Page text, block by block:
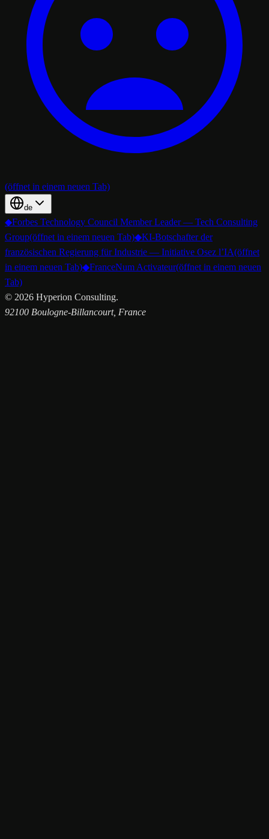
(öffnet in einem neuen Tab)
de
◆Forbes Technology Council Member Leader — Tech Consulting
Group(öffnet in einem neuen Tab)◆KI-Botschafter der
französischen Regierung für Industrie — Initiative Osez l’IA(öffnet
in einem neuen Tab)◆FranceNum Activateur(öffnet in einem neuen
Tab)
© 2026 Hyperion Consulting.
92100 Boulogne-Billancourt, France